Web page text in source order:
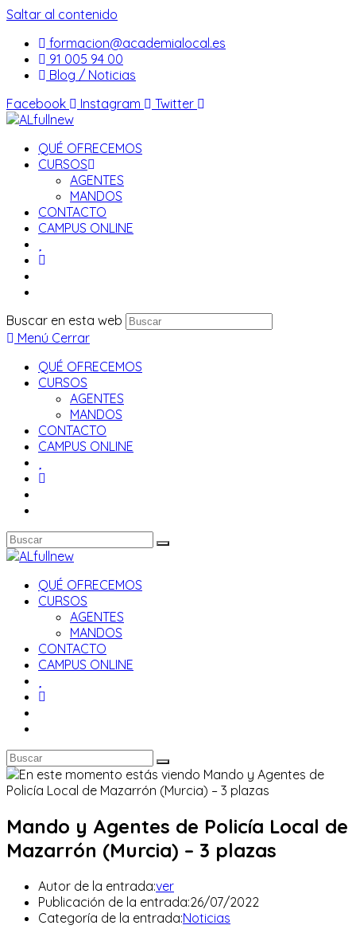
Saltar al contenido
formacion@academialocal.es
91 005 94 00
Blog / Noticias
Facebook
Instagram Twitter
QUÉ OFRECEMOS
CURSOS
AGENTES
MANDOS
CONTACTO
CAMPUS ONLINE
Buscar en esta web
Menú Cerrar
QUÉ OFRECEMOS
CURSOS
AGENTES
MANDOS
CONTACTO
CAMPUS ONLINE
QUÉ OFRECEMOS
CURSOS
AGENTES
MANDOS
CONTACTO
CAMPUS ONLINE
Mando y Agentes de Policía Local de
Mazarrón (Murcia) – 3 plazas
Autor de la entrada:ver
Publicación de la entrada:26/07/2022
Categoría de la entrada:Noticias